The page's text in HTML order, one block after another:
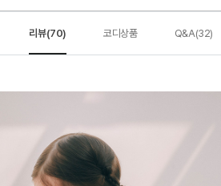
리뷰(70) 코디상품 Q&A(32)